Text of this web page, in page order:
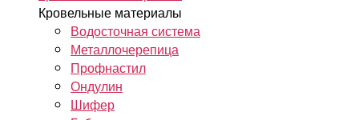
Кровельные материалы
Водосточная система
Металлочерепица
Профнастил
Ондулин
Шифер